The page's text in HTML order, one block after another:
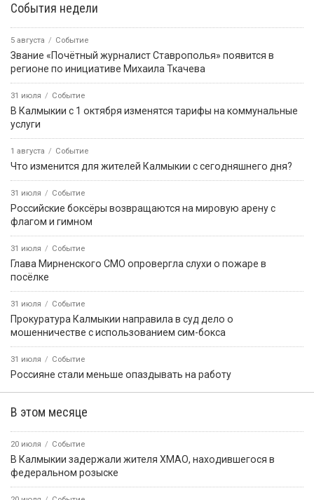
События недели
5 августа Событие
Звание «Почётный журналист Ставрополья» появится в
регионе по инициативе Михаила Ткачева
31 июля Событие
В Калмыкии с 1 октября изменятся тарифы на коммунальные
услуги
1 августа Событие
Что изменится для жителей Калмыкии с сегодняшнего дня?
31 июля Событие
Российские боксёры возвращаются на мировую арену с
флагом и гимном
31 июля Событие
Глава Мирненского СМО опровергла слухи о пожаре в
посёлке
31 июля Событие
Прокуратура Калмыкии направила в суд дело о
мошенничестве с использованием сим-бокса
31 июля Событие
Россияне стали меньше опаздывать на работу
В этом месяце
20 июля Событие
В Калмыкии задержали жителя ХМАО, находившегося в
федеральном розыске